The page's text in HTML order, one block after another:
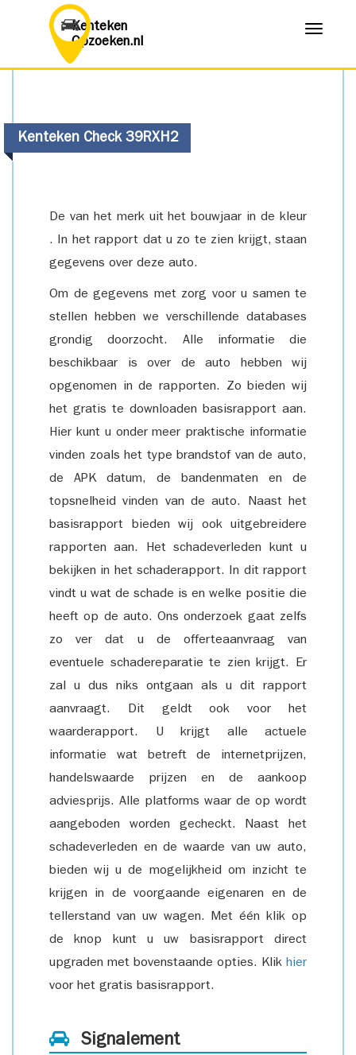
Kenteken
Opzoeken.nl
Menu
Kenteken Check 39RXH2
De van het merk uit het bouwjaar in de kleur
. In het rapport dat u zo te zien krijgt, staan
gegevens over deze auto.
Om de gegevens met zorg voor u samen te
stellen hebben we verschillende databases
grondig doorzocht. Alle informatie die
beschikbaar is over de auto hebben wij
opgenomen in de rapporten. Zo bieden wij
het gratis te downloaden basisrapport aan.
Hier kunt u onder meer praktische informatie
vinden zoals het type brandstof van de auto,
de APK datum, de bandenmaten en de
topsnelheid vinden van de auto. Naast het
basisrapport bieden wij ook uitgebreidere
rapporten aan. Het schadeverleden kunt u
bekijken in het schaderapport. In dit rapport
vindt u wat de schade is en welke positie die
heeft op de auto. Ons onderzoek gaat zelfs
zo ver dat u de offerteaanvraag van
eventuele schadereparatie te zien krijgt. Er
zal u dus niks ontgaan als u dit rapport
aanvraagt. Dit geldt ook voor het
waarderapport. U krijgt alle actuele
informatie wat betreft de internetprijzen,
handelswaarde prijzen en de aankoop
adviesprijs. Alle platforms waar de op wordt
aangeboden worden gecheckt. Naast het
schadeverleden en de waarde van uw auto,
bieden wij u de mogelijkheid om inzicht te
krijgen in de voorgaande eigenaren en de
tellerstand van uw wagen. Met één klik op
de knop kunt u uw basisrapport direct
upgraden met bovenstaande opties. Klik hier
voor het gratis basisrapport.
Signalement